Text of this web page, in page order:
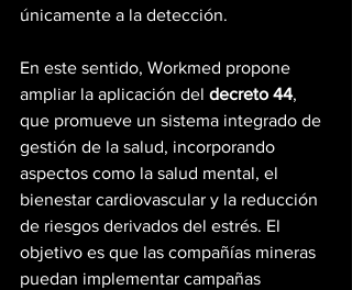
únicamente a la detección.
En este sentido, Workmed propone
ampliar la aplicación del decreto 44,
que promueve un sistema integrado de
gestión de la salud, incorporando
aspectos como la salud mental, el
bienestar cardiovascular y la reducción
de riesgos derivados del estrés. El
objetivo es que las compañías mineras
puedan implementar campañas